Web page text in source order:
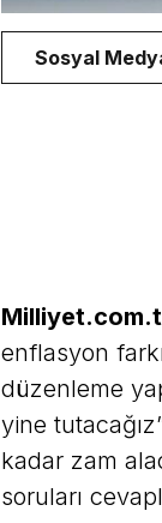
Sosyal
enflasyon
düzenleme
yine
kadar zam
soruları